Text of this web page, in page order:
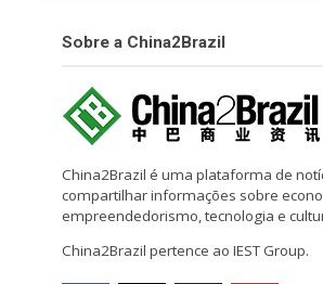
Sobre a China2Brazil
China2Brazil é uma plataforma de
compartilhar informações sobre
empreendedorismo, tecnologia e
China2Brazil pertence ao IEST Group.